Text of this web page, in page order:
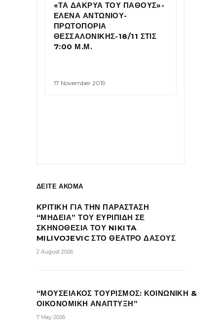
«ΤΑ ΔΑΚΡΥΑ ΤΟΥ ΠΑΘΟΥΣ»-
ΕΛΕΝΑ ΑΝΤΩΝΙΟΥ-
ΠΡΩΤΟΠΟΡΙΑ
ΘΕΣΣΑΛΟΝΙΚΗΣ-18/11 ΣΤΙΣ
7:00 Μ.Μ.
17 November 2019
ΔΕΙΤΕ ΑΚΟΜΑ
ΚΡΙΤΙΚΗ ΓΙΑ ΤΗΝ ΠΑΡΑΣΤΑΣΗ
“ΜΗΔΕΙΑ” ΤΟΥ ΕΥΡΙΠΙΔΗ ΣΕ
ΣΚΗΝΟΘΕΣΙΑ ΤΟΥ NIKITA
MILIVOJEVIC ΣΤΟ ΘΕΑΤΡΟ ΔΑΣΟΥΣ
2 August 2026
“ΜΟΥΣΕΙΑΚΟΣ ΤΟΥΡΙΣΜΟΣ: ΚΟΙΝΩΝΙΚΗ &
ΟΙΚΟΝΟΜΙΚΗ ΑΝΑΠΤΥΞΗ”
7 May 2026